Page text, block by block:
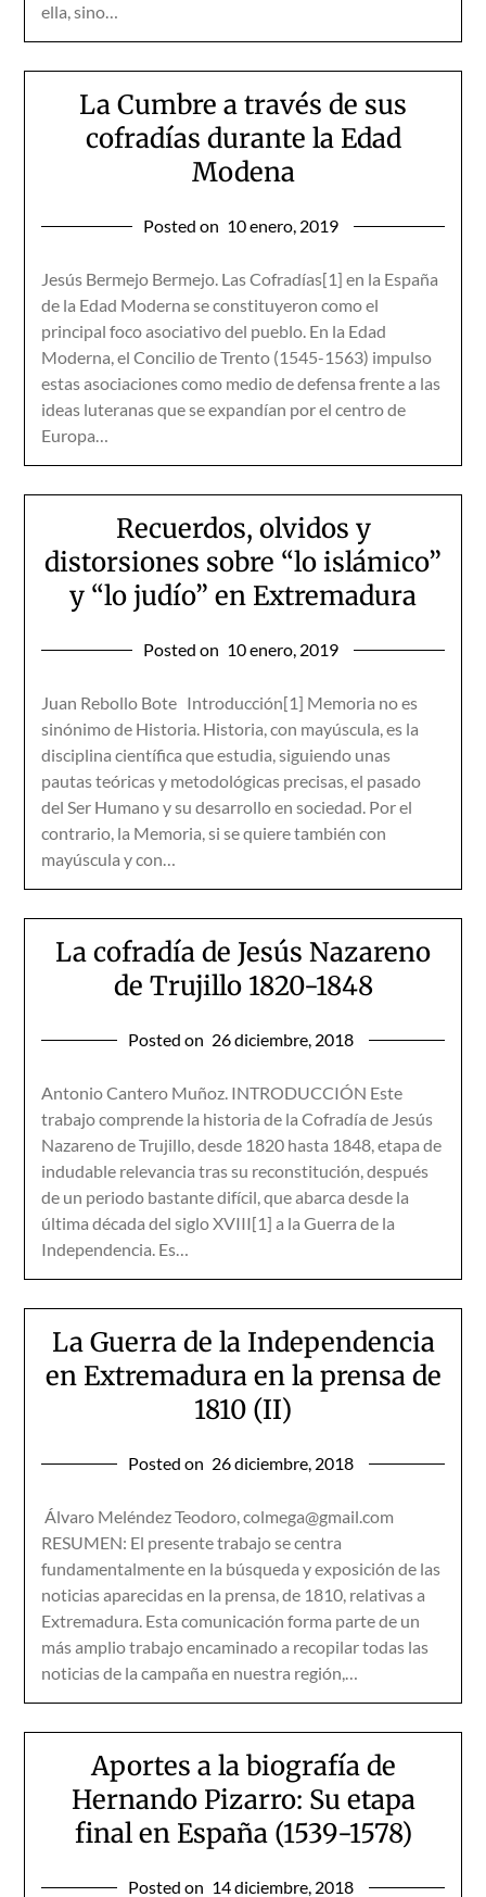
ella, sino…
La Cumbre a través de sus
cofradías durante la Edad
Modena
Posted on 10 enero, 2019
Jesús Bermejo Bermejo. Las Cofradías[1] en la España
de la Edad Moderna se constituyeron como el
principal foco asociativo del pueblo. En la Edad
Moderna, el Concilio de Trento (1545-1563) impulso
estas asociaciones como medio de defensa frente a las
ideas luteranas que se expandían por el centro de
Europa…
Recuerdos, olvidos y
distorsiones sobre “lo islámico”
y “lo judío” en Extremadura
Posted on 10 enero, 2019
Juan Rebollo Bote Introducción[1] Memoria no es
sinónimo de Historia. Historia, con mayúscula, es la
disciplina científica que estudia, siguiendo unas
pautas teóricas y metodológicas precisas, el pasado
del Ser Humano y su desarrollo en sociedad. Por el
contrario, la Memoria, si se quiere también con
mayúscula y con…
La cofradía de Jesús Nazareno
de Trujillo 1820-1848
Posted on 26 diciembre, 2018
Antonio Cantero Muñoz. INTRODUCCIÓN Este
trabajo comprende la historia de la Cofradía de Jesús
Nazareno de Trujillo, desde 1820 hasta 1848, etapa de
indudable relevancia tras su reconstitución, después
de un periodo bastante difícil, que abarca desde la
última década del siglo XVIII[1] a la Guerra de la
Independencia. Es…
La Guerra de la Independencia
en Extremadura en la prensa de
1810 (II)
Posted on 26 diciembre, 2018
Álvaro Meléndez Teodoro, colmega@gmail.com
RESUMEN: El presente trabajo se centra
fundamentalmente en la búsqueda y exposición de las
noticias aparecidas en la prensa, de 1810, relativas a
Extremadura. Esta comunicación forma parte de un
más amplio trabajo encaminado a recopilar todas las
noticias de la campaña en nuestra región,…
Aportes a la biografía de
Hernando Pizarro: Su etapa
final en España (1539-1578)
Posted on 14 diciembre, 2018